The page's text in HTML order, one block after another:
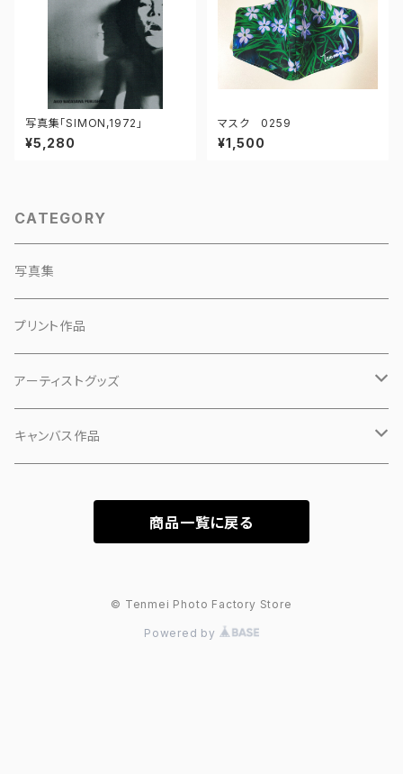
写真集「SIMON,1972」
¥5,280
マスク 0259
¥1,500
CATEGORY
写真集
プリント作品
アーティストグッズ
小物
キャンバス作品
商品一覧に戻る
© Tenmei Photo Factory Store
Powered by